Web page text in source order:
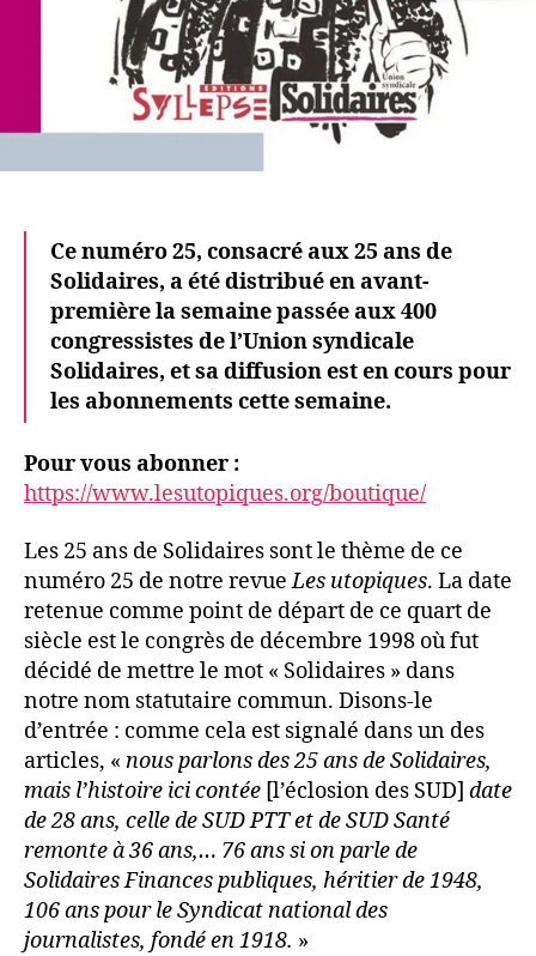
Ce numéro 25, consacré aux 25 ans de
Solidaires, a été distribué en avant-
première la semaine passée aux 400
congressistes de l’Union syndicale
Solidaires, et sa diffusion est en cours pour
les abonnements cette semaine.
Pour vous abonner :
https://www.lesutopiques.org/boutique/
Les 25 ans de Solidaires sont le thème de ce
numéro 25 de notre revueLes utopiques. La date
retenue comme point de départ de ce quart de
siècle est le congrès de décembre 1998 où fut
décidé de mettre le mot « Solidaires » dans
notre nom statutaire commun. Disons-le
d’entrée : comme cela est signalé dans un des
articles, « nous parlons des 25 ans de Solidaires,
mais l’histoire ici contée [l’éclosion des SUD] date
de 28 ans, celle de SUD PTT et de SUD Santé
remonte à 36 ans,… 76 ans si on parle de
Solidaires Finances publiques, héritier de 1948,
106 ans pour le Syndicat national des
journalistes, fondé en 1918. »